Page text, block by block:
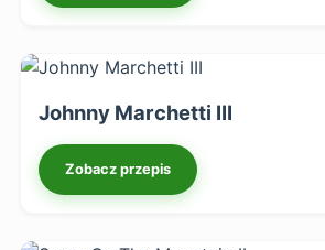
Johnny Marchetti III
Zobacz przepis